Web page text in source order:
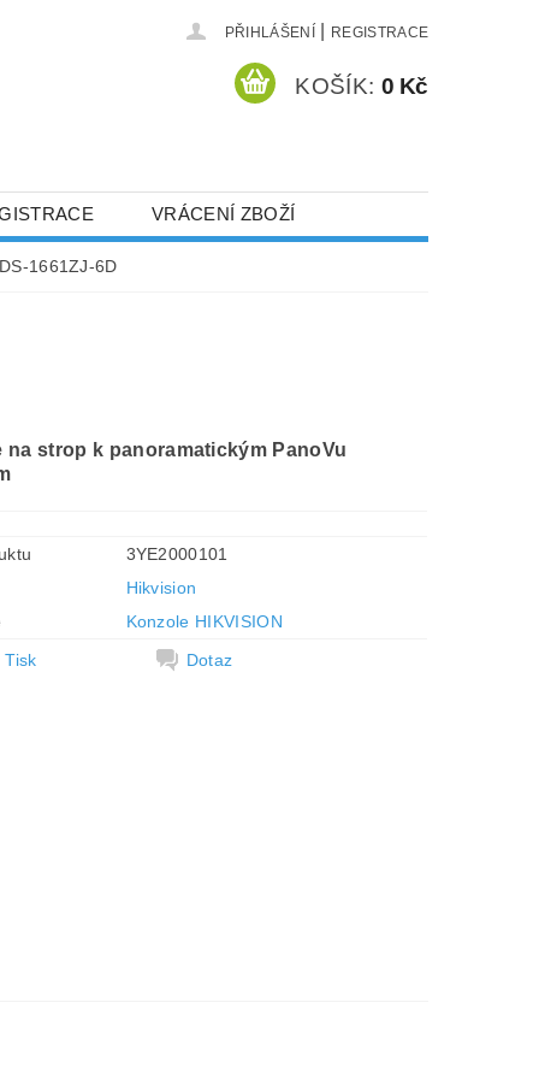
PŘIHLÁŠENÍ REGISTRACE
KOŠÍK: 0 Kč
VRÁCENÍ ZBOŽÍ
DS-1661ZJ-6D
na strop k panoramatickým PanoVu
3YE2000101
Hikvision
Konzole HIKVISION
Tisk
Dotaz